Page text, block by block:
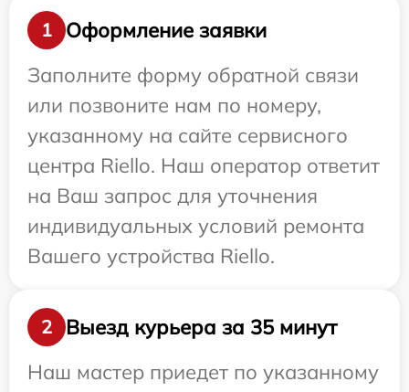
1
Оформление заявки
Заполните форму обратной связи
или позвоните нам по номеру,
указанному на сайте сервисного
центра Riello. Наш оператор ответит
на Ваш запрос для уточнения
индивидуальных условий ремонта
Вашего устройства Riello.
2
Выезд курьера за 35 минут
Наш мастер приедет по указанному